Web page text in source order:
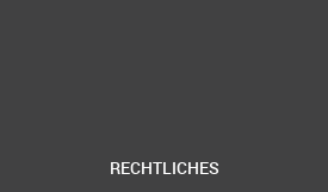
RECHTLICHES